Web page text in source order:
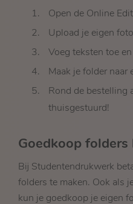
Open de Online
Upload je eigen
Voeg teksten toe
Maak je folder naar
Rond de bestelling
thuisgestuurd!
Goedkoop folders
Bij Studentendrukwerk
folders te maken. Ook als
kun je goedkoop je eigen